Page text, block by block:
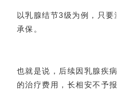
以乳腺结节3级为例，只
承保。
也就是说，后续因乳腺疾
的治疗费用，长相安不予报